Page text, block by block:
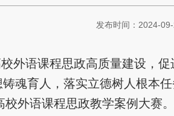
发布时间：2024-
外语课程思政高质量建设，
魂育人，落实立德树人根本
校外语课程思政教学案例大赛